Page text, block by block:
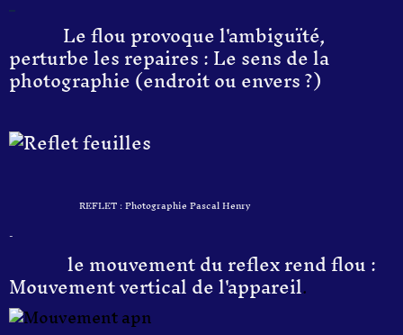
Le flou provoque l'ambiguïté,
perturbe les repaires : Le sens de la
photographie (endroit ou envers ?)
REFLET : Photographie Pascal Henry
-
le mouvement du reflex rend flou :
Mouvement vertical de l'appareil.